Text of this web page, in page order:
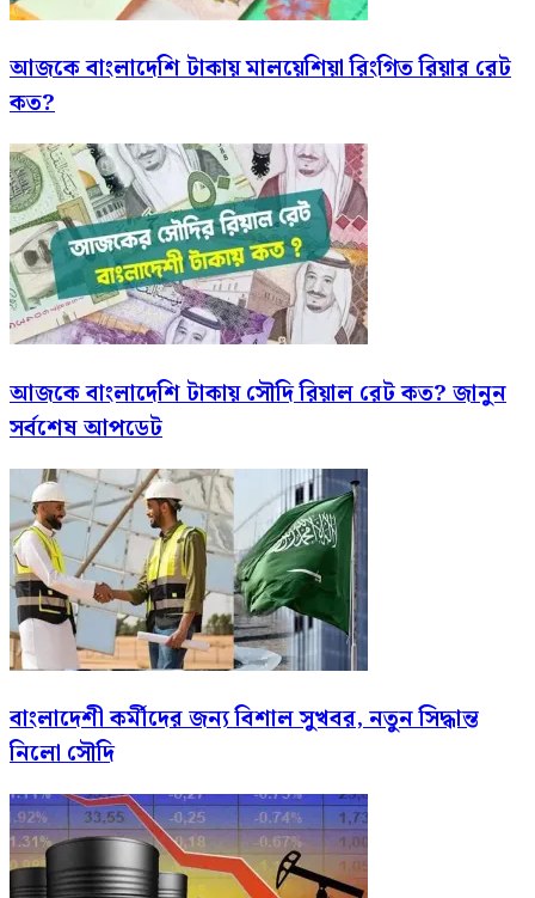
আজকে বাংলাদেশি টাকায় মালয়েশিয়া রিংগিত রিয়ার রেট
কত?
আজকে বাংলাদেশি টাকায় সৌদি রিয়াল রেট কত? জানুন
সর্বশেষ আপডেট
বাংলাদেশী কর্মীদের জন্য বিশাল সুখবর, নতুন সিদ্ধান্ত
নিলো সৌদি